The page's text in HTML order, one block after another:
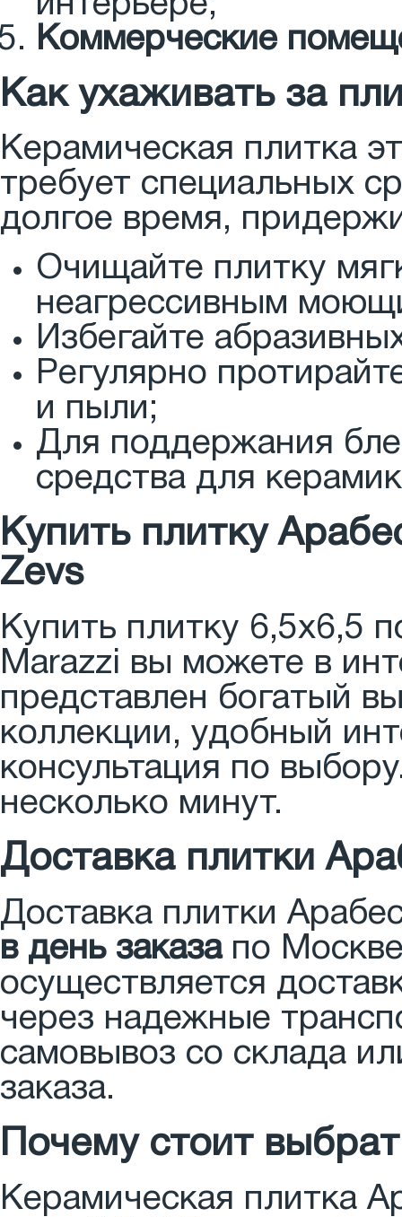
Коммерческие
Как ухаживать за
Керамическая плитка
требует специальных
долгое время,
Очищайте плитку
неагрессивным
Избегайте
Регулярно
и пыли;
Для поддержания
средства для
Купить плитку
Zevs
Купить плитку 6,5x6,5
Marazzi вы можете в
представлен богатый
коллекции, удобный
консультация по
несколько минут.
Доставка плитки
Доставка плитки
в день заказапо Москве
осуществляется
через надежные
самовывоз со склада
заказа.
Почему стоит
Керамическая плитка